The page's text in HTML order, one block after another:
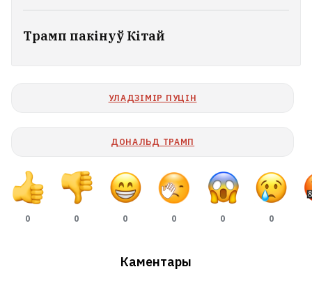
Трамп пакінуў Кітай
УЛАДЗІМІР ПУЦІН
ДОНАЛЬД ТРАМП
0 0 0 0 0 0
Каментары
Статкевіч: Усе спробы выціснуць
мяне з Беларусі былі марныя. Я не